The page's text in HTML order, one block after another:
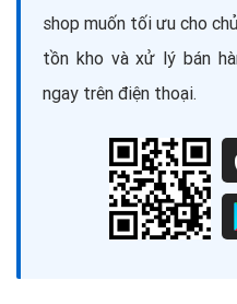
shop muốn tối ưu cho
tồn kho và xử lý bán
ngay trên điện thoại.